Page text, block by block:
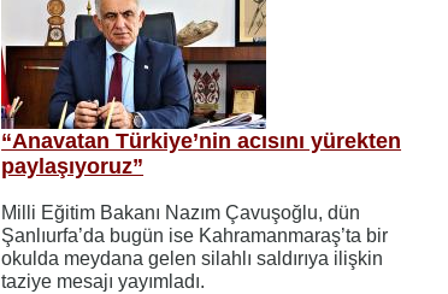
“Anavatan Türkiye’nin acısını yürekten
paylaşıyoruz”
Milli Eğitim Bakanı Nazım Çavuşoğlu, dün
Şanlıurfa’da bugün ise Kahramanmaraş’ta bir
okulda meydana gelen silahlı saldırıya ilişkin
taziye mesajı yayımladı.